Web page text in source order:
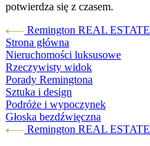
potwierdza się z czasem.
Remington REAL ESTATE
Strona główna
Nieruchomości luksusowe
Rzeczywisty widok
Porady Remingtona
Sztuka i design
Podróże i wypoczynek
Głoska bezdźwięczna
Remington REAL ESTATE